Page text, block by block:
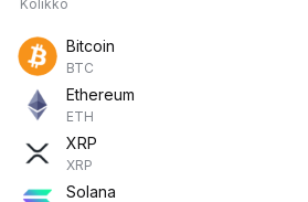
Kolikko
Bitcoin
BTC
Ethereum
ETH
XRP
XRP
Solana